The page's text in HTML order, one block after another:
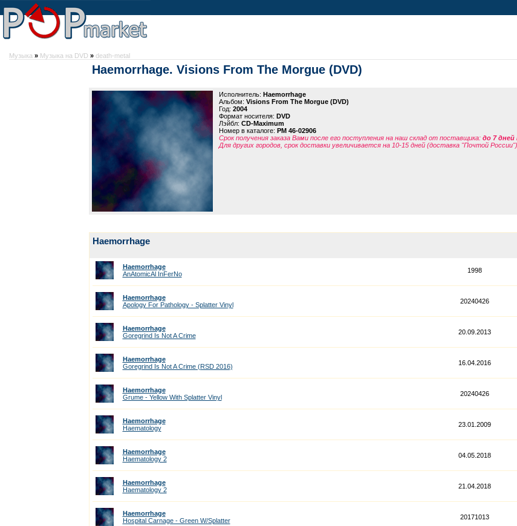
Музыка » Музыка на DVD » death-metal
Haemorrhage. Visions From The Morgue (DVD)
Исполнитель: Haemorrhage
Альбом: Visions From The Morgue (DVD)
Год: 2004
Формат носителя: DVD
Лэйбл: CD-Maximum
Номер в каталоге: PM 46-02906
Срок получения заказа Вами после его поступления на наш склад от поставщика: до 7 дней
Для других городов, срок доставки увеличивается на 10-15 дней (доставка "Почтой России").
Haemorrhage
Haemorrhage
AnAtomicAl InFerNo
1998
Haemorrhage
Apology For Pathology - Splatter Vinyl
20240426
Haemorrhage
Goregrind Is Not A Crime
20.09.2013
Haemorrhage
Goregrind Is Not A Crime (RSD 2016)
16.04.2016
Haemorrhage
Grume - Yellow With Splatter Vinyl
20240426
Haemorrhage
Haematology
23.01.2009
Haemorrhage
Haematology 2
04.05.2018
Haemorrhage
Haematology 2
21.04.2018
Haemorrhage
Hospital Carnage - Green W/Splatter
20171013